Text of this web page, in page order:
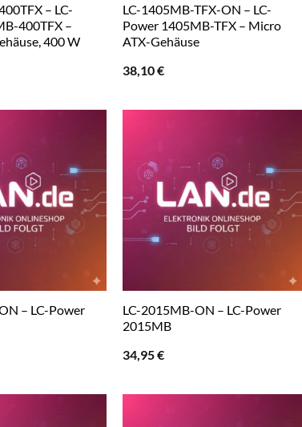
– LC-
400TFX –
400 W
LC-1405MB-TFX-ON – LC-
Power 1405MB-TFX – Micro
ATX-Gehäuse
38,10€
– LC-Power
LC-2015MB-ON – LC-Power
2015MB
34,95€